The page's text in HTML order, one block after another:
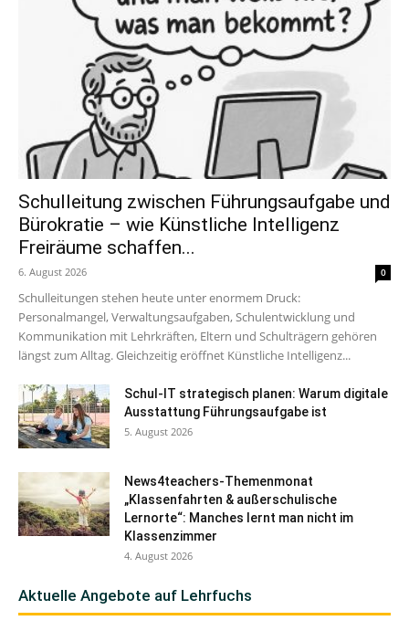
Schulleitung zwischen Führungsaufgabe und
Bürokratie – wie Künstliche Intelligenz
Freiräume schaffen...
6. August 2026 0
Schulleitungen stehen heute unter enormem Druck:
Personalmangel, Verwaltungsaufgaben, Schulentwicklung und
Kommunikation mit Lehrkräften, Eltern und Schulträgern gehören
längst zum Alltag. Gleichzeitig eröffnet Künstliche Intelligenz...
Schul-IT strategisch planen: Warum digitale
Ausstattung Führungsaufgabe ist
5. August 2026
News4teachers-Themenmonat
„Klassenfahrten & außerschulische
Lernorte“: Manches lernt man nicht im
Klassenzimmer
4. August 2026
Aktuelle Angebote auf Lehrfuchs